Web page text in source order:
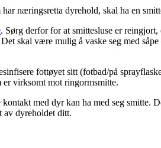
næringsretta dyrehold, skal ha en
. Sørg derfor for at smittesluse er reingjort,
skal være mulig å vaske seg med
fottøyet sitt (fotbad/på
virksomt mot ringormsmitte.
med dyr kan ha med seg smitte.
av dyreholdet ditt.